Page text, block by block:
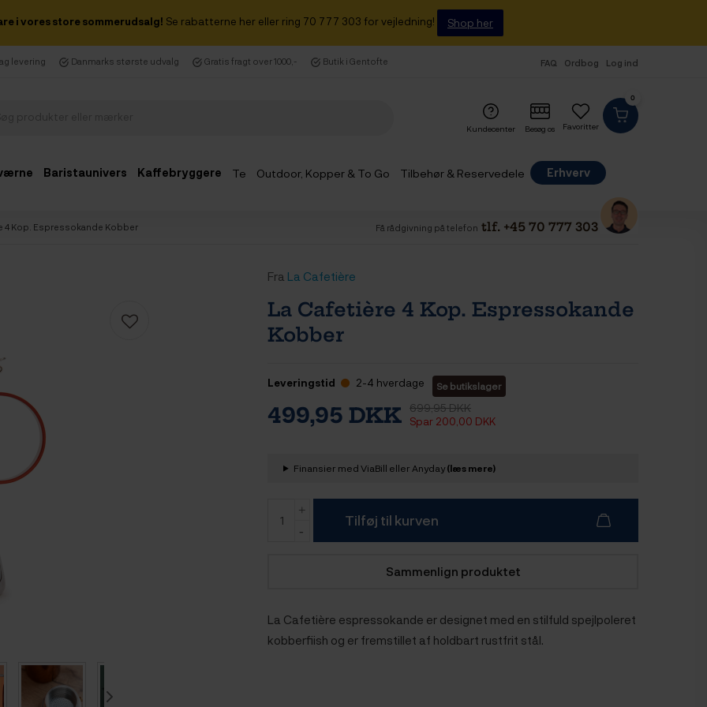
i vores store sommerudsalg! Se rabatterne her eller ring 70 777 303 for vejledning! Shop her
levering Danmarks største udvalg Gratis fragt over 1000,- Butik i Gentofte FAQ Ordbog Log ind
0
Favoritter
Kundecenter Besøg os
Baristaunivers Kaffebryggere Te Outdoor, Kopper & To Go Tilbehør & Reservedele
Erhverv
4 Kop. Espressokande Kobber Få rådgivning på telefon tlf. +45 70 777 303
Fra La Cafetière
La Cafetière 4 Kop. Espressokande
Kobber
Leveringstid 2-4 hverdage Se butikslager
499,95 DKK 699,95 DKK
Spar 200,00 DKK
Finansier med ViaBill eller Anyday(læs mere)
Tilføj til kurven
Sammenlign produktet
La Cafetière espressokande er designet med en stilfuld spejlpoleret
kobberfiish og er fremstillet af holdbart rustfrit stål.